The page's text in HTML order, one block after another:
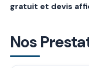
gratuit et devis
Nos